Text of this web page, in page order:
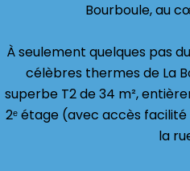
Bourboule, au
À seulement quelques pas
célèbres thermes de La
superbe T2 de 34 m²,
2ᵉ étage (avec accès
la